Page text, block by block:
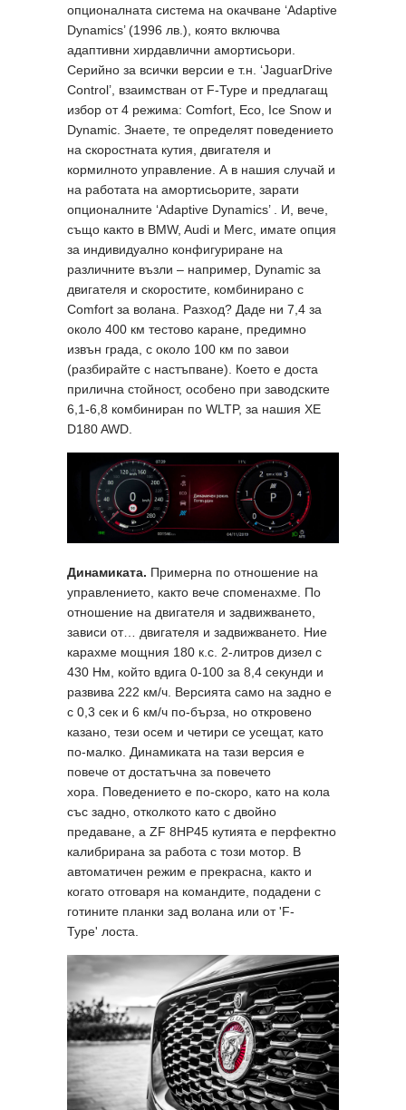
опционалната система на окачване ‘Adaptive
Dynamics’ (1996 лв.), която включва
адаптивни хирдавлични амортисьори.
Серийно за всички версии е т.н. ‘JaguarDrive
Control’, взаимстван от F-Type и предлагащ
избор от 4 режима: Comfort, Eco, Ice Snow и
Dynamic. Знаете, те определят поведението
на скоростната кутия, двигателя и
кормилното управление. А в нашия случай и
на работата на амортисьорите, зарати
опционалните ‘Adaptive Dynamics’ . И, вече,
също както в BMW, Audi и Merc, имате опция
за индивидуално конфигуриране на
различните възли – например, Dynamic за
двигателя и скоростите, комбинирано с
Comfort за волана. Разход? Даде ни 7,4 за
около 400 км тестово каране, предимно
извън града, с около 100 км по завои
(разбирайте с настъпване). Което е доста
прилична стойност, особено при заводските
6,1-6,8 комбиниран по WLTP, за нашия XE
D180 AWD.
Динамиката. Примерна по отношение на
управлението, както вече споменахме. По
отношение на двигателя и задвижването,
зависи от… двигателя и задвижването. Ние
карахме мощния 180 к.с. 2-литров дизел с
430 Нм, който вдига 0-100 за 8,4 секунди и
развива 222 км/ч. Версията само на задно е
с 0,3 сек и 6 км/ч по-бърза, но откровено
казано, тези осем и четири се усещат, като
по-малко. Динамиката на тази версия е
повече от достатъчна за повечето
хора. Поведението е по-скоро, като на кола
със задно, отколкото като с двойно
предаване, а ZF 8HP45 кутията е перфектно
калибрирана за работа с този мотор. В
автоматичен режим е прекрасна, както и
когато отговаря на командите, подадени с
готините планки зад волана или от 'F-
Type' лостa.